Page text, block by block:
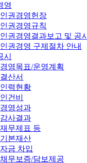
영
인권경영헌장
인권경영규칙
인권경영결과보고 및 공시
인권경영 구제절차 안내
시
경영목표/운영계획
결산서
인력현황
인건비
경영성과
감사결과
재무제표 등
기본재산
자금 차입
채무보증/담보제공